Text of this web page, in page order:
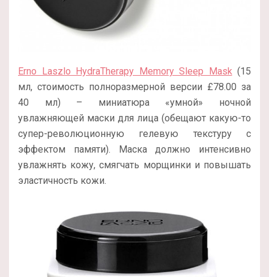
Erno Laszlo HydraTherapy Memory Sleep Mask(15
мл, стоимость полноразмерной версии £78.00 за
40 мл) – миниатюра «умной» ночной
увлажняющей маски для лица (обещают какую-то
супер-революционную гелевую текстуру с
эффектом памяти). Маска должно интенсивно
увлажнять кожу, смягчать морщинки и повышать
эластичность кожи.